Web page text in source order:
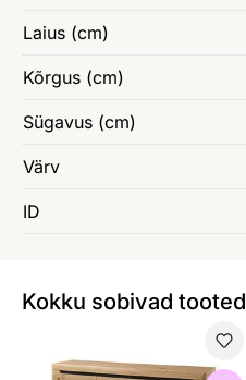
Laius (cm)
Kõrgus (cm)
Sügavus (cm)
Värv
ID
Kokku sobivad tooted
Kummut Torge 160 cm